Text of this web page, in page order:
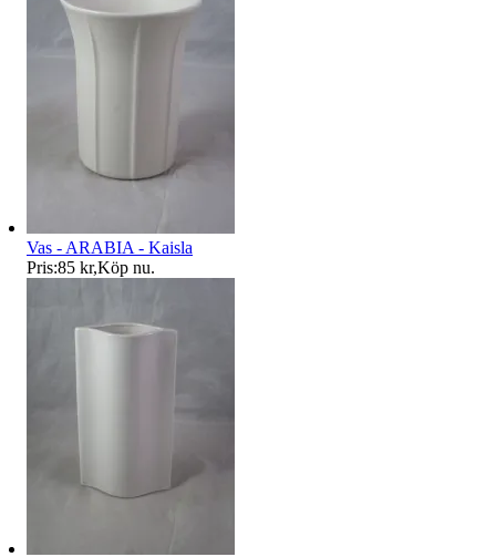
Vas - ARABIA - Kaisla
Pris:85 kr,Köp nu.